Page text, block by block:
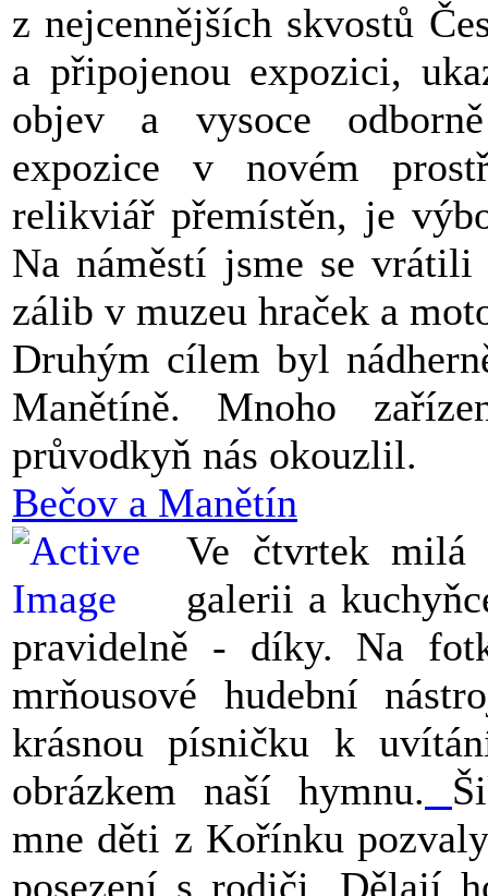
z nejcennějších skvostů
a připojenou expozici,
objev a vysoce
expozice v novém
relikviář přemístěn, je
Na náměstí jsme se
zálib v muzeu hraček a
Druhým cílem byl
Manětíně. Mnoho
průvodkyň nás okouzlil.
Bečov a Manětín
Ve čtvrtek milá
galerii a
pravidelně - díky. Na
mrňousové hudební
krásnou písničku k
obrázkem naší hymnu.
mne děti z Kořínku
posezení s rodiči. Dělají